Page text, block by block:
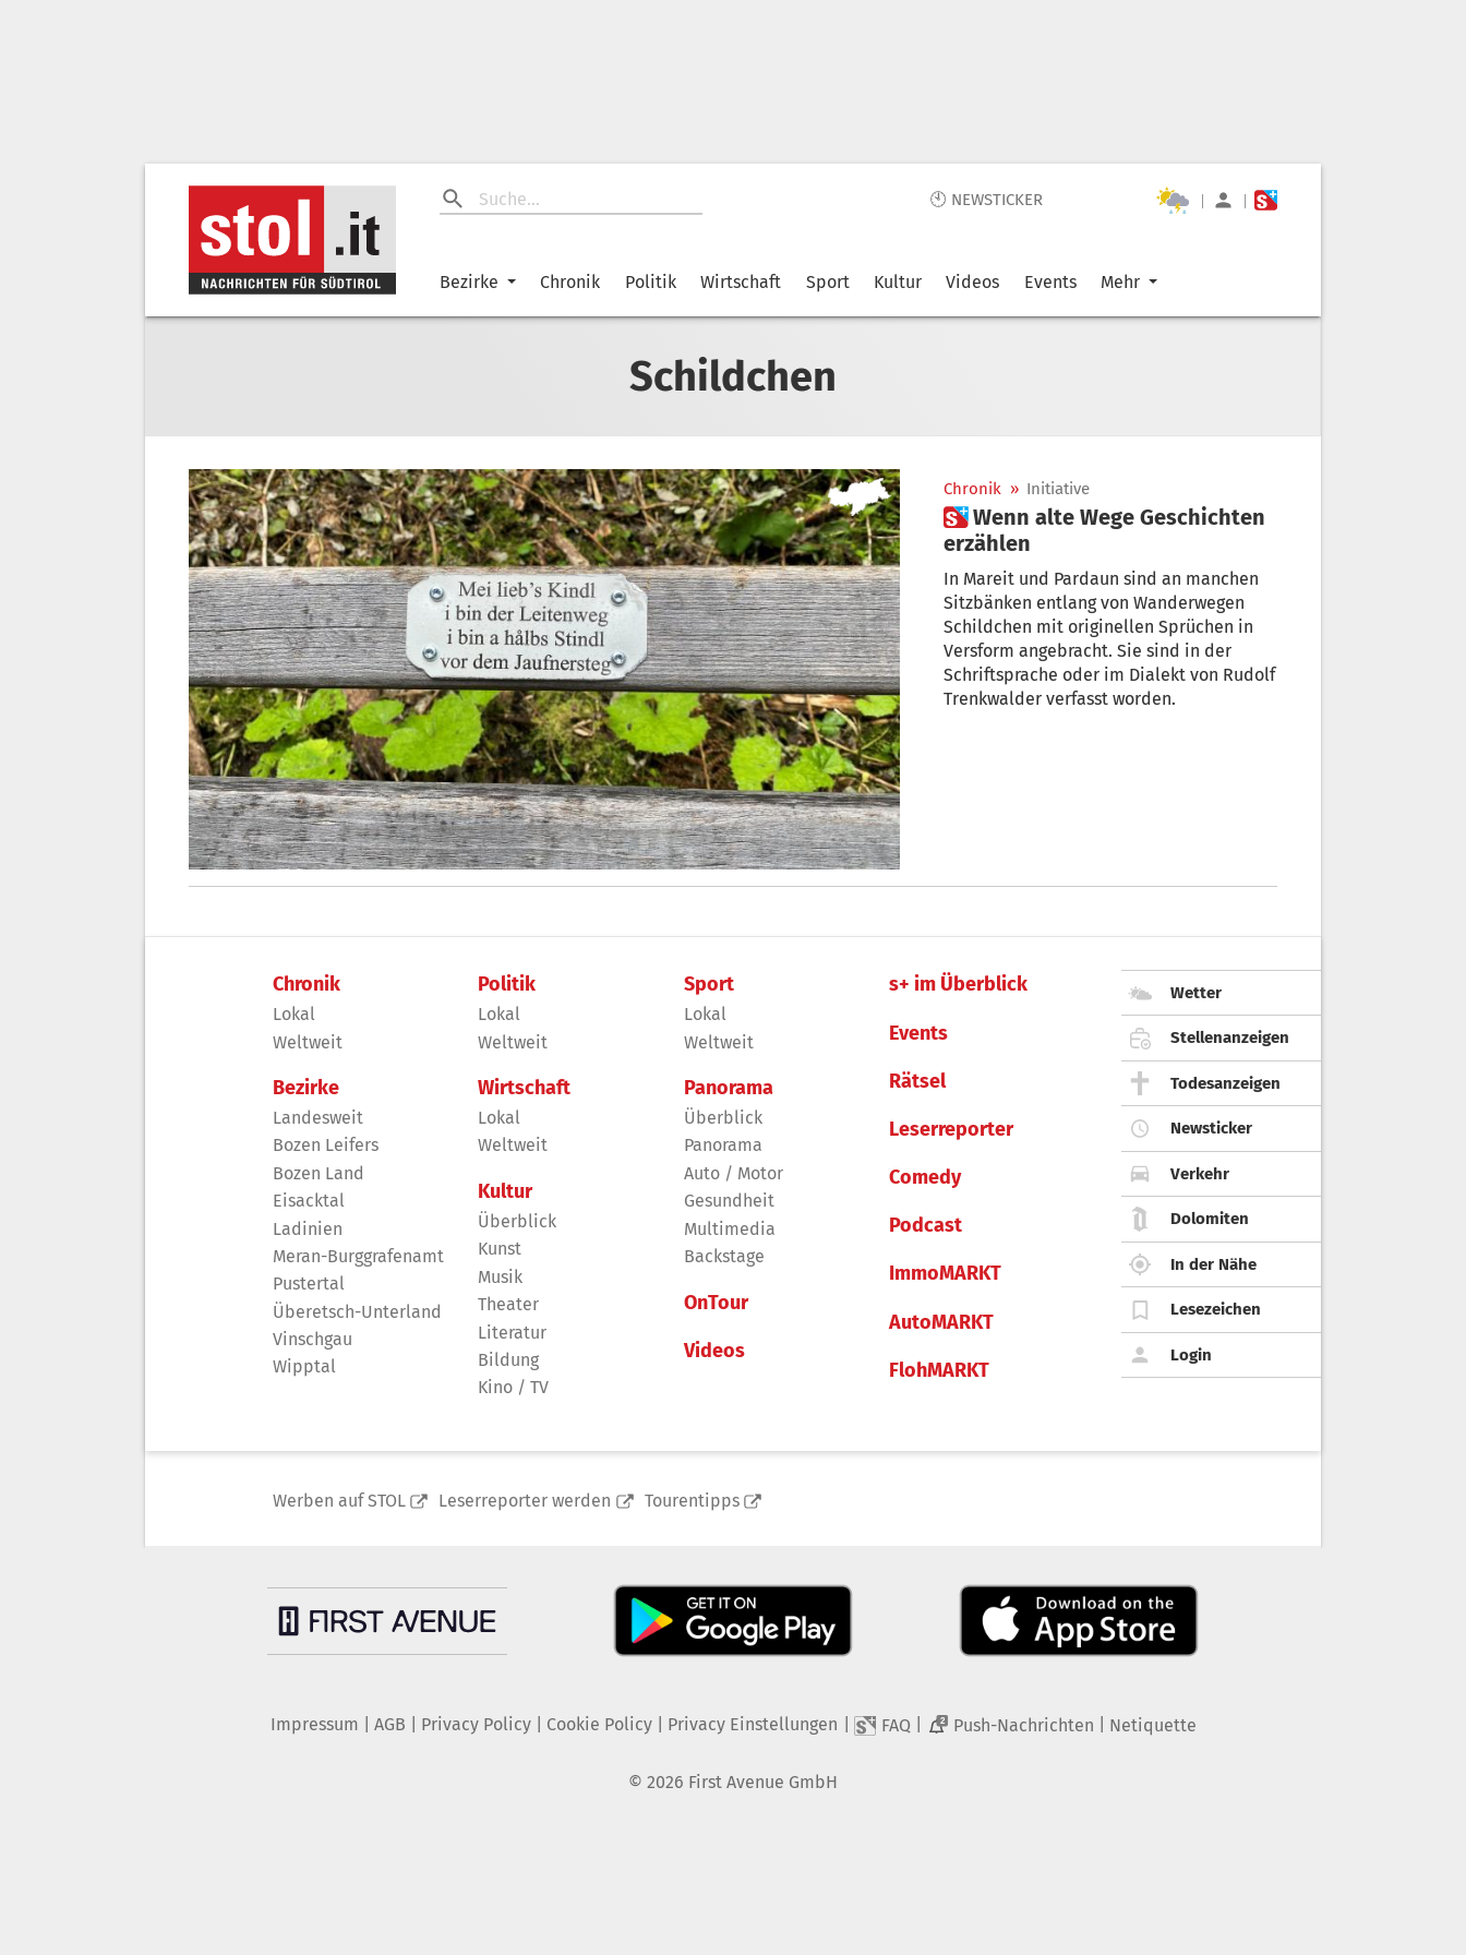
🕙 NEWSTICKER | |
Bezirke Chronik Politik Wirtschaft Sport Kultur Videos Events Mehr
Schildchen
Chronik » Initiative
 Wenn alte Wege Geschichten
erzählen
In Mareit und Pardaun sind an manchen
Sitzbänken entlang von Wanderwegen
Schildchen mit originellen Sprüchen in
Versform angebracht. Sie sind in der
Schriftsprache oder im Dialekt von Rudolf
Trenkwalder verfasst worden.
Chronik
Lokal
Weltweit
Bezirke
Landesweit
Bozen Leifers
Bozen Land
Eisacktal
Ladinien
Meran-Burggrafenamt
Pustertal
Überetsch-Unterland
Vinschgau
Wipptal
Politik
Lokal
Weltweit
Wirtschaft
Lokal
Weltweit
Kultur
Überblick
Kunst
Musik
Theater
Literatur
Bildung
Kino / TV
Sport
Lokal
Weltweit
Panorama
Überblick
Panorama
Auto / Motor
Gesundheit
Multimedia
Backstage
OnTour
Videos
s+ im Überblick
Events
Rätsel
Leserreporter
Comedy
Podcast
ImmoMARKT
AutoMARKT
FlohMARKT
Wetter
Stellenanzeigen
Todesanzeigen
Newsticker
Verkehr
Dolomiten
In der Nähe
Lesezeichen
Login
Werben auf STOL Leserreporter werden Tourentipps
Impressum AGB Privacy Policy| Cookie Policy| Privacy Einstellungen FAQ 2 Push-Nachrichten Netiquette
© 2026 First Avenue GmbH